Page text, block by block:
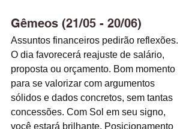
Gêmeos (21/05 - 20/06)
Assuntos financeiros pedirão reflexões.
O dia favorecerá reajuste de salário,
proposta ou orçamento. Bom momento
para se valorizar com argumentos
sólidos e dados concretos, sem tantas
concessões. Com Sol em seu signo,
você estará brilhante. Posicionamento